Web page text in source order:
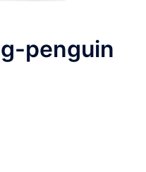
penguin